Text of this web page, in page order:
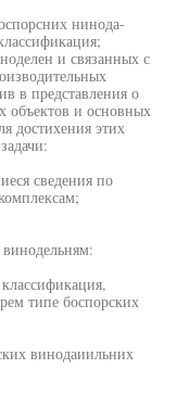
нинода-
и связанных с
в представления о
объектов и основных
достихения этих
сведения по
типе боспорских
винодаиильних